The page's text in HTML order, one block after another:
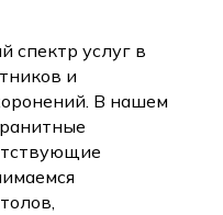
спектр услуг в
и
В нашем